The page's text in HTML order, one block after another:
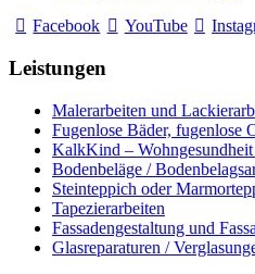
Facebook
YouTube
Leistungen
Malerarbeiten und
Fugenlose Bäder, fugenlose
KalkKind –
Bodenbeläge /
Steinteppich oder
Tapezierarbeiten
Fassadengestaltung und
Glasreparaturen /